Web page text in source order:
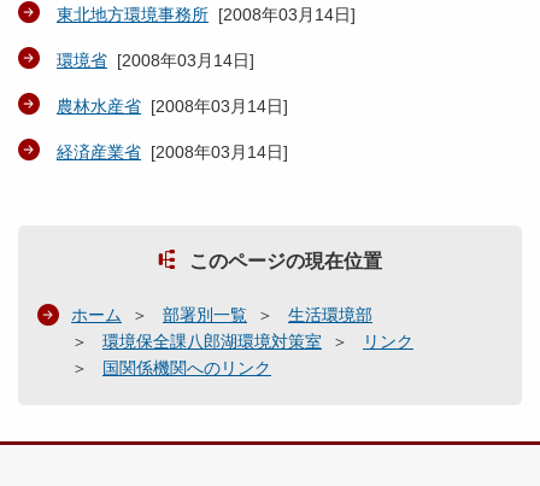
東北地方環境事務所 [2008年03月14日]
環境省 [2008年03月14日]
農林水産省 [2008年03月14日]
経済産業省 [2008年03月14日]
このページの現在位置
ホーム 部署別一覧
生活環境部
環境保全課八郎湖環境対策室
リンク
国関係機関へのリンク